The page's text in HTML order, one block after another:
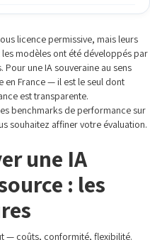
licence permissive, mais leurs
modèles ont été développés par
une IA souveraine au sens
en France — il est le seul dont
est transparente.
benchmarks de performance sur
souhaitez affiner votre évaluation.
une IA
: les
— coûts, conformité, flexibilité.